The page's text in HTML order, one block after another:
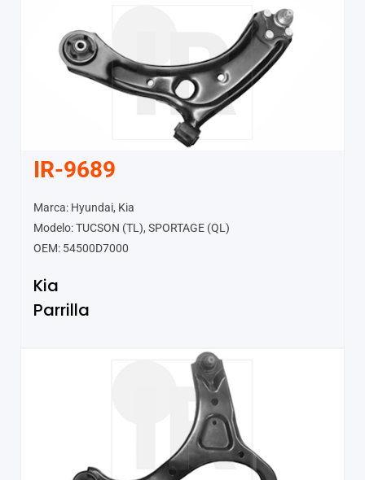
IR-9689
Marca: Hyundai, Kia
Modelo: TUCSON (TL), SPORTAGE (QL)
OEM: 54500D7000
Kia
Parrilla